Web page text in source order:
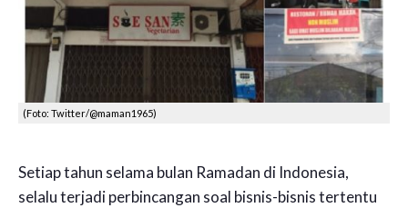
(Foto: Twitter/@maman1965)
Setiap tahun selama bulan Ramadan di Indonesia,
selalu terjadi perbincangan soal bisnis-bisnis tertentu